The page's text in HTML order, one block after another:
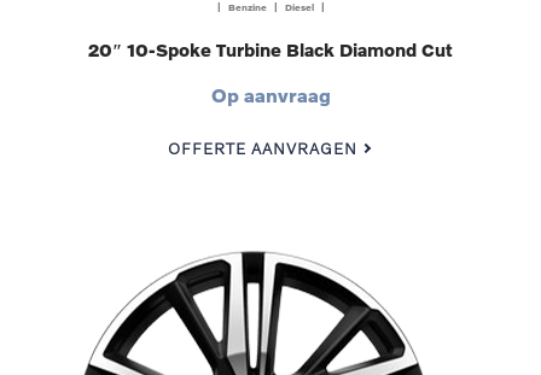
| Benzine | Diesel |
20″ 10-Spoke Turbine Black Diamond Cut
Op aanvraag
OFFERTE AANVRAGEN